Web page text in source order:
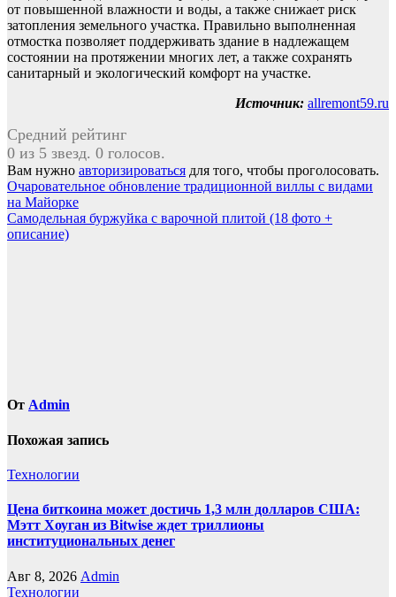
от повышенной влажности и воды, а также снижает риск
затопления земельного участка. Правильно выполненная
отмостка позволяет поддерживать здание в надлежащем
состоянии на протяжении многих лет, а также сохранять
санитарный и экологический комфорт на участке.
Источник: allremont59.ru
Средний рейтинг
0 из 5 звезд. 0 голосов.
Вам нужно авторизироваться для того, чтобы проголосовать.
Навигация
по
записям
Очаровательное обновление традиционной виллы с видами
на Майорке
Самодельная буржуйка с варочной плитой (18 фото +
описание)
От Admin
Похожая запись
Технологии
Цена биткоина может достичь 1,3 млн долларов США:
Мэтт Хоуган из Bitwise ждет триллионы
институциональных денег
Авг 8, 2026 Admin
Технологии